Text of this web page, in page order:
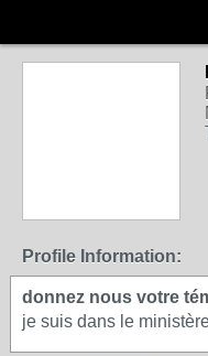
Profile Information:
donnez nous votre
je suis dans le